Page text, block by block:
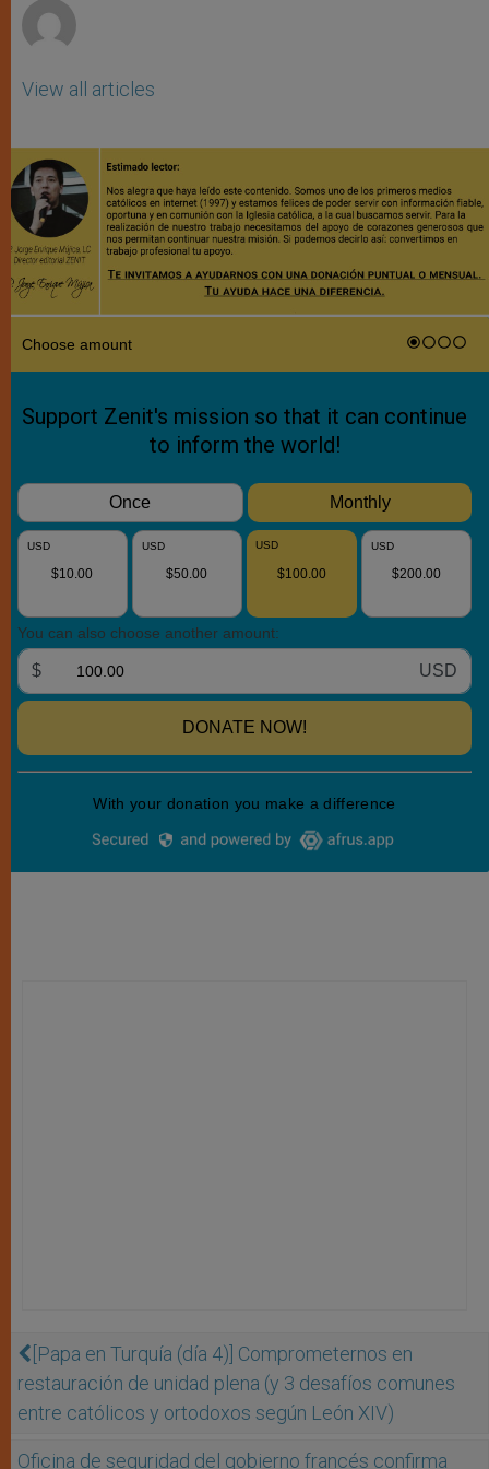
View all articles
[Papa en Turquía (día 4)] Comprometernos en
restauración de unidad plena (y 3 desafíos comunes
entre católicos y ortodoxos según León XIV)
Oficina de seguridad del gobierno francés confirma